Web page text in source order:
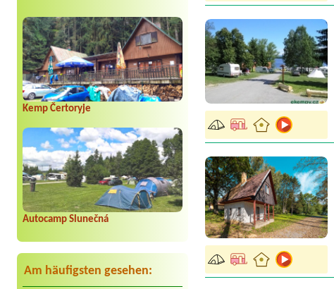
Kemp Čertoryje
Autocamp Slunečná
Am häufigsten gesehen: